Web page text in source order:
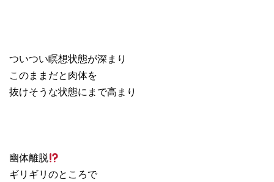
ついつい瞑想状態が深まり
このままだと肉体を
抜けそうな状態にまで高まり
幽体離脱
ギリギリのところで